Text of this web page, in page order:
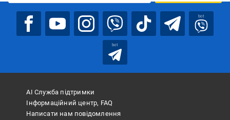
bot
bot
АІ Служба підтримки
Інформаційний центр, FAQ
Написати нам повідомлення